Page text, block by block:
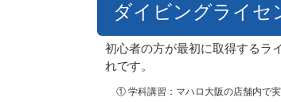
ダイビングライセ
初心者の方が最初に取得するラ
れです。
① 学科講習 ：マハロ大阪の店舗内で